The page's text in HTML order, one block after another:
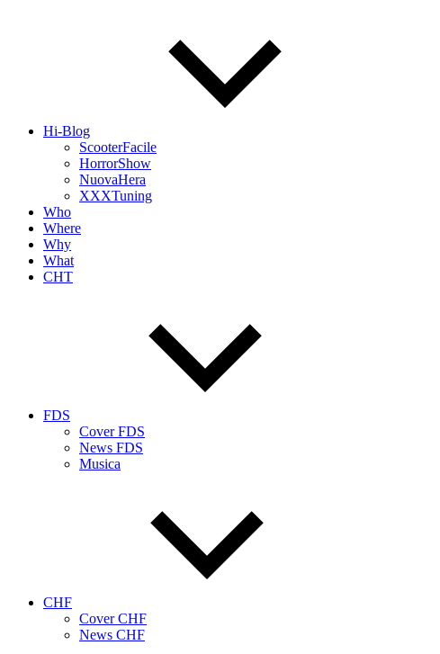
Hi-Blog
ScooterFacile
HorrorShow
NuovaHera
XXXTuning
Who
Where
Why
What
CHT
FDS
Cover FDS
News FDS
Musica
CHF
Cover CHF
News CHF